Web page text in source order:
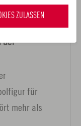
der
für
mehr als
ZULASSEN